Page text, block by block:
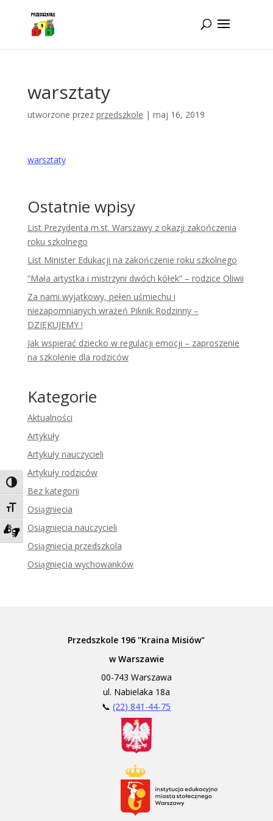
Toggle High Contrast
Toggle Font size
Zadzwoń do tłumacza języka migowego
warsztaty
utworzone przez przedszkole | maj 16, 2019
warsztaty
Ostatnie wpisy
List Prezydenta m.st. Warszawy z okazji zakończenia
roku szkolnego
List Minister Edukacji na zakończenie roku szkolnego
“Mała artystka i mistrzyni dwóch kółek” – rodzice Oliwii
Za nami wyjątkowy, pełen uśmiechu i
niezapomnianych wrażeń Piknik Rodzinny –
DZIĘKUJEMY !
Jak wspierać dziecko w regulacji emocji – zaproszenie
na szkolenie dla rodziców
Kategorie
Aktualności
Artykuły
Artykuły nauczycieli
Artykuły rodziców
Bez kategorii
Osiągnięcia
Osiągnięcia nauczycieli
Osiągnięcia przedszkola
Osiągnięcia wychowanków
Przedszkole 196 "Kraina Misiów"
w Warszawie
00-743 Warszawa
ul. Nabielaka 18a
📞(22) 841-44-75